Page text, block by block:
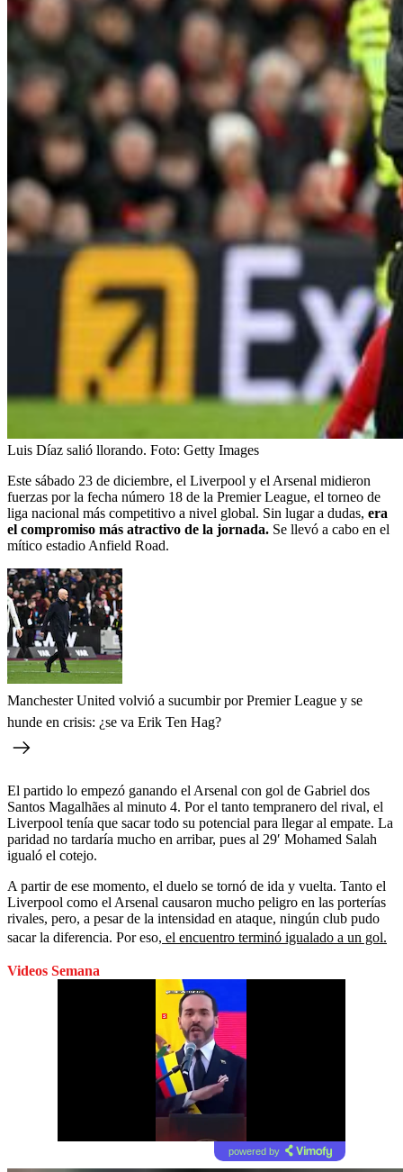
Luis Díaz salió llorando. Foto: Getty Images
Este sábado 23 de diciembre, el Liverpool y el Arsenal midieron
fuerzas por la fecha número 18 de la Premier League, el torneo de
liga nacional más competitivo a nivel global. Sin lugar a dudas, era
el compromiso más atractivo de la jornada. Se llevó a cabo en el
mítico estadio Anfield Road.
Manchester United volvió a sucumbir por Premier League y se
hunde en crisis: ¿se va Erik Ten Hag?
El partido lo empezó ganando el Arsenal con gol de Gabriel dos
Santos Magalhães al minuto 4. Por el tanto tempranero del rival, el
Liverpool tenía que sacar todo su potencial para llegar al empate. La
paridad no tardaría mucho en arribar, pues al 29′ Mohamed Salah
igualó el cotejo.
A partir de ese momento, el duelo se tornó de ida y vuelta. Tanto el
Liverpool como el Arsenal causaron mucho peligro en las porterías
rivales, pero, a pesar de la intensidad en ataque, ningún club pudo
sacar la diferencia. Por eso, el encuentro terminó igualado a un gol.
Videos Semana
powered by